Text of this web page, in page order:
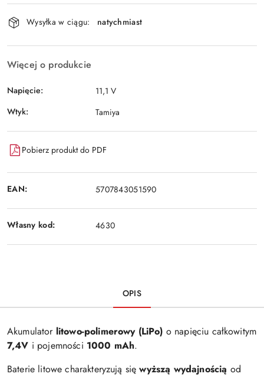
Dostępność
i
dostawa
Wysyłka w ciągu: natychmiast
Więcej o produkcie
Napięcie:
11,1 V
Wtyk:
Tamiya
Pobierz produkt do PDF
EAN: 5707843051590
Własny kod: 4630
OPIS
Akumulator litowo-polimerowy (LiPo) o napięciu całkowitym
7,4V i pojemności 1000 mAh.
Baterie litowe charakteryzują sięwyższą wydajnością od